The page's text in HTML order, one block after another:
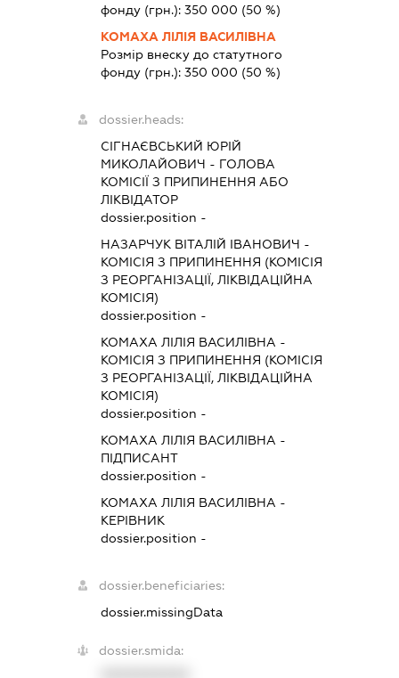
фонду (грн.):350 000 (50 %)
КОМАХА ЛІЛІЯ ВАСИЛІВНА
Розмір внеску до статутного
фонду (грн.):350 000 (50 %)
dossier.heads:
СІГНАЄВСЬКИЙ ЮРІЙ
МИКОЛАЙОВИЧ - ГОЛОВА
КОМІСІЇ З ПРИПИНЕННЯ АБО
ЛІКВІДАТОР
dossier.position -
НАЗАРЧУК ВІТАЛІЙ ІВАНОВИЧ -
КОМІСІЯ З ПРИПИНЕННЯ (КОМІСІЯ
З РЕОРГАНІЗАЦІЇ, ЛІКВІДАЦІЙНА
КОМІСІЯ)
dossier.position -
КОМАХА ЛІЛІЯ ВАСИЛІВНА -
КОМІСІЯ З ПРИПИНЕННЯ (КОМІСІЯ
З РЕОРГАНІЗАЦІЇ, ЛІКВІДАЦІЙНА
КОМІСІЯ)
dossier.position -
КОМАХА ЛІЛІЯ ВАСИЛІВНА -
ПІДПИСАНТ
dossier.position -
КОМАХА ЛІЛІЯ ВАСИЛІВНА -
КЕРІВНИК
dossier.position -
dossier.beneficiaries:
dossier.missingData
dossier.smida: